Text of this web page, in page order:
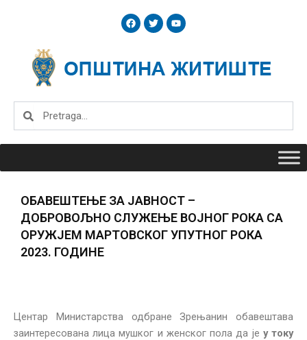
F
a
c
o
o
T
w
i
e
r
Y
o
u
b
e
Search
ОБАВЕШТЕЊЕ ЗА ЈАВНОСТ –
ДОБРОВОЉНО СЛУЖЕЊЕ ВОЈНОГ РОКА СА
ОРУЖЈЕМ МАРТОВСКОГ УПУТНОГ РОКА
2023. ГОДИНЕ
Центар Министарства одбране Зрењанин обавештава
заинтересована лица мушког и женског пола да је у току